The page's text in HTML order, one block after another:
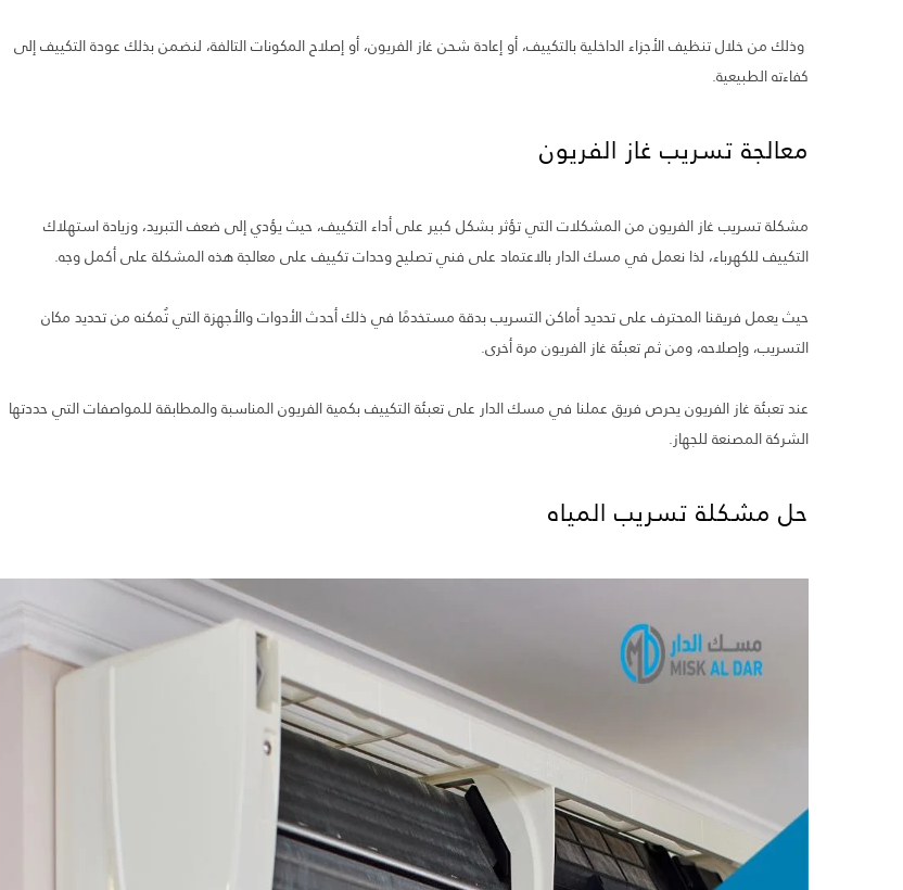
وذلك من خلال تنظيف الأجزاء الداخلية بالتكييف، أو إعادة شحن غاز الفريون، أو إصلاح المكونات التالفة، لنضمن بذلك عودة التكييف إلى
كفاءته الطبيعية.
معالجة تسريب غاز الفريون
مشكلة تسريب غاز الفريون من المشكلات التي تؤثر بشكل كبير على أداء التكييف، حيث يؤدي إلى ضعف التبريد، وزيادة استهلاك
التكييف للكهرباء، لذا نعمل في مسك الدار بالاعتماد على فني تصليح وحدات تكييف على معالجة هذه المشكلة على أكمل وجه.
حيث يعمل فريقنا المحترف على تحديد أماكن التسريب بدقة مستخدمًا في ذلك أحدث الأدوات والأجهزة التي تُمكنه من تحديد مكان
التسريب، وإصلاحه، ومن ثم تعبئة غاز الفريون مرة أخرى.
عند تعبئة غاز الفريون يحرص فريق عملنا في مسك الدار على تعبئة التكييف بكمية الفريون المناسبة والمطابقة للمواصفات التي حددتها
الشركة المصنعة للجهاز.
حل مشكلة تسريب المياه